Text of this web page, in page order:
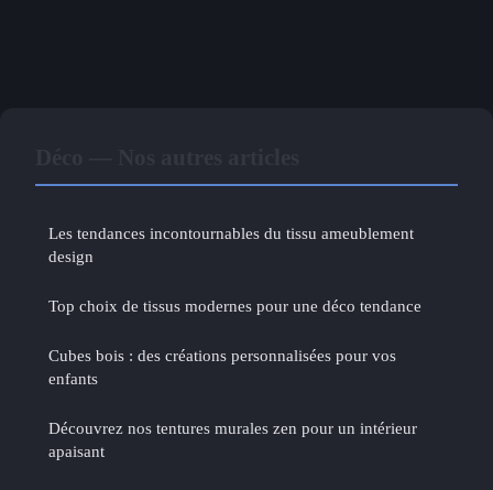
Les tendances incontournables du tissu ameublement
design
Top choix de tissus modernes pour une déco tendance
Cubes bois : des créations personnalisées pour vos
enfants
Découvrez nos tentures murales zen pour un intérieur
apaisant